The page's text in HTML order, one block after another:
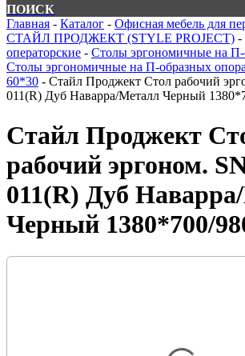
ПОИСК
Главная - Каталог - Офисная мебель для
СТАЙЛ ПРОДЖЕКТ (STYLE PROJECT) -
операторские - Столы эргономичные на П-
Столы эргономичные на П-образных
60*30 - Стайл Проджект Стол рабочий
011(R) Дуб Наварра/Металл Черный
Стайл Проджект
рабочий эргоном.
011(R) Дуб
Черный 1380*700/